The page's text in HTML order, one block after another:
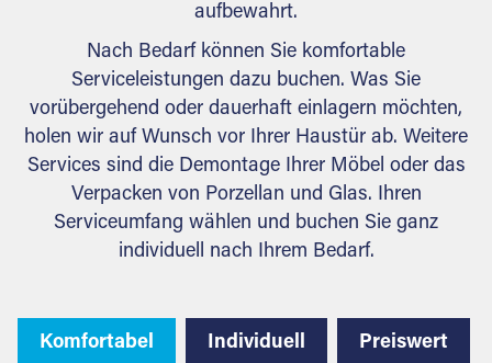
aufbewahrt.
Nach Bedarf können Sie komfortable
Serviceleistungen dazu buchen. Was Sie
vorübergehend oder dauerhaft einlagern möchten,
holen wir auf Wunsch vor Ihrer Haustür ab. Weitere
Services sind die Demontage Ihrer Möbel oder das
Verpacken von Porzellan und Glas. Ihren
Serviceumfang wählen und buchen Sie ganz
individuell nach Ihrem Bedarf.
Komfortabel Individuell Preiswert